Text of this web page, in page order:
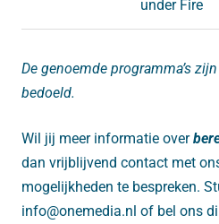
under Fire
De genoemde programma’s
bedoeld.
Wil jij meer informatie over
dan vrijblijvend contact met
mogelijkheden te bespreken.
info@onemedia.nl of bel ons